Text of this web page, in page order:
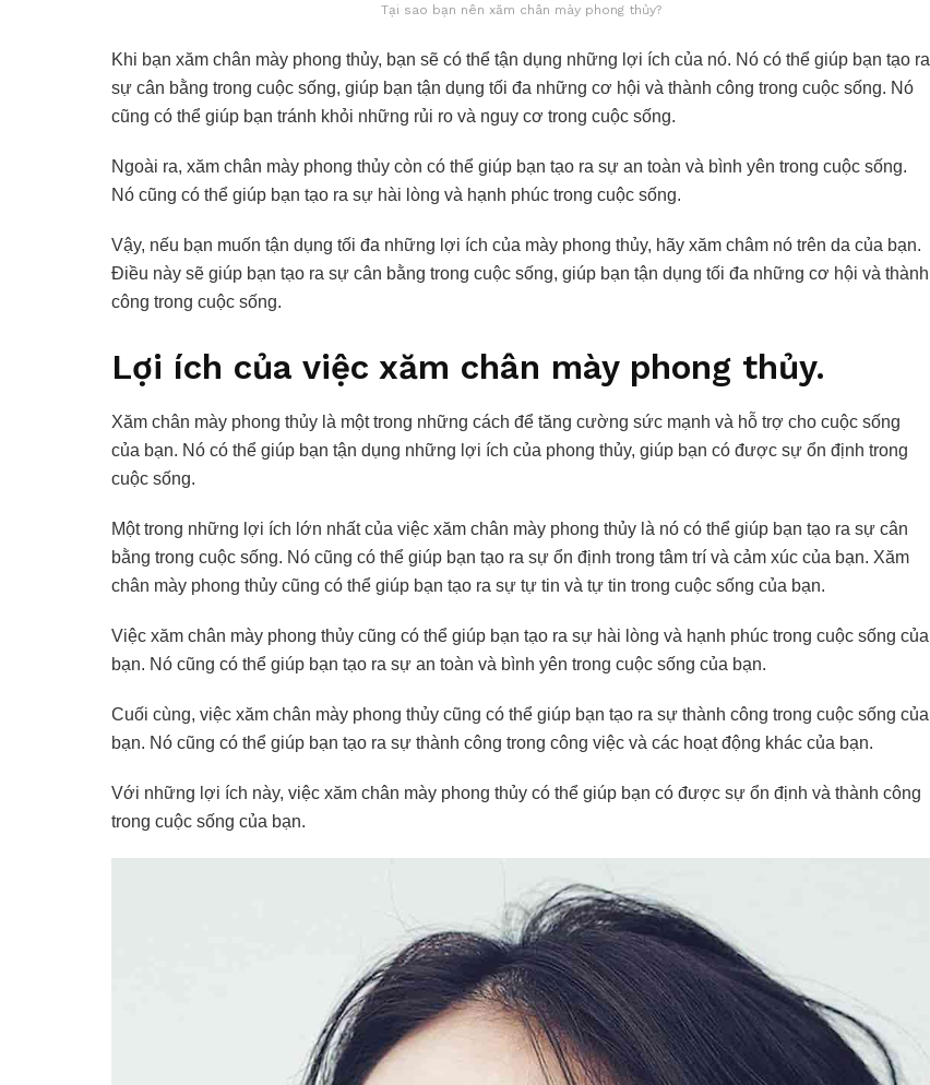
Tại sao bạn nên xăm chân mày phong thủy?
Khi bạn xăm chân mày phong thủy, bạn sẽ có thể tận dụng những lợi ích của nó. Nó có thể giúp bạn tạo ra
sự cân bằng trong cuộc sống, giúp bạn tận dụng tối đa những cơ hội và thành công trong cuộc sống. Nó
cũng có thể giúp bạn tránh khỏi những rủi ro và nguy cơ trong cuộc sống.
Ngoài ra, xăm chân mày phong thủy còn có thể giúp bạn tạo ra sự an toàn và bình yên trong cuộc sống.
Nó cũng có thể giúp bạn tạo ra sự hài lòng và hạnh phúc trong cuộc sống.
Vậy, nếu bạn muốn tận dụng tối đa những lợi ích của mày phong thủy, hãy xăm châm nó trên da của bạn.
Điều này sẽ giúp bạn tạo ra sự cân bằng trong cuộc sống, giúp bạn tận dụng tối đa những cơ hội và thành
công trong cuộc sống.
Lợi ích của việc xăm chân mày phong thủy.
Xăm chân mày phong thủy là một trong những cách để tăng cường sức mạnh và hỗ trợ cho cuộc sống
của bạn. Nó có thể giúp bạn tận dụng những lợi ích của phong thủy, giúp bạn có được sự ổn định trong
cuộc sống.
Một trong những lợi ích lớn nhất của việc xăm chân mày phong thủy là nó có thể giúp bạn tạo ra sự cân
bằng trong cuộc sống. Nó cũng có thể giúp bạn tạo ra sự ổn định trong tâm trí và cảm xúc của bạn. Xăm
chân mày phong thủy cũng có thể giúp bạn tạo ra sự tự tin và tự tin trong cuộc sống của bạn.
Việc xăm chân mày phong thủy cũng có thể giúp bạn tạo ra sự hài lòng và hạnh phúc trong cuộc sống của
bạn. Nó cũng có thể giúp bạn tạo ra sự an toàn và bình yên trong cuộc sống của bạn.
Cuối cùng, việc xăm chân mày phong thủy cũng có thể giúp bạn tạo ra sự thành công trong cuộc sống của
bạn. Nó cũng có thể giúp bạn tạo ra sự thành công trong công việc và các hoạt động khác của bạn.
Với những lợi ích này, việc xăm chân mày phong thủy có thể giúp bạn có được sự ổn định và thành công
trong cuộc sống của bạn.